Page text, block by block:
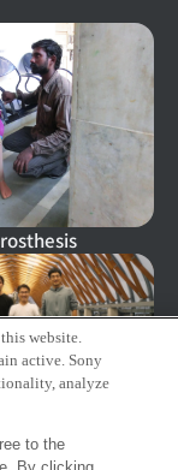
website.
active. Sony
analyze
to the